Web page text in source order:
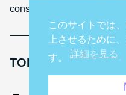
consent
TOP GEAR
このサイトでは
上させるために
す。 詳細を見る